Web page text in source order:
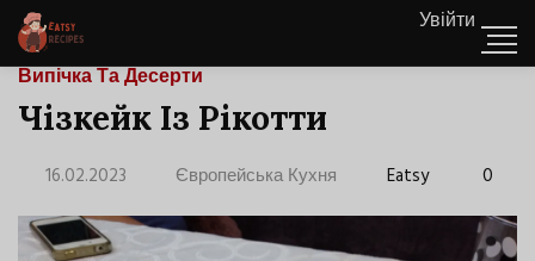
Увійти
Випічка Та Десерти
Чізкейк Із Рікотти
16.02.2023 Європейська Кухня Eatsy 0